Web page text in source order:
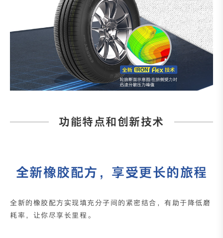
功能特点和创新技术
全新橡胶配方，享受更长的旅程
全新的橡胶配方实现填充分子间的紧密结合，有助于降低磨
耗率，让你尽享长里程。